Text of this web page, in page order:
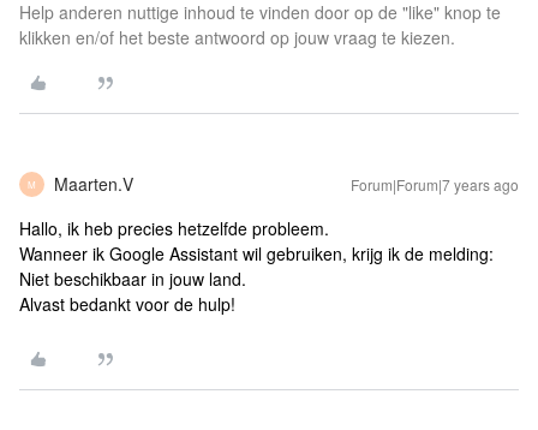
Help anderen nuttige inhoud te vinden door op de "like" knop te
klikken en/of het beste antwoord op jouw vraag te kiezen.
M Maarten.V Forum|Forum|7 years ago
Hallo, ik heb precies hetzelfde probleem.
Wanneer ik Google Assistant wil gebruiken, krijg ik de melding:
Niet beschikbaar in jouw land.
Alvast bedankt voor de hulp!